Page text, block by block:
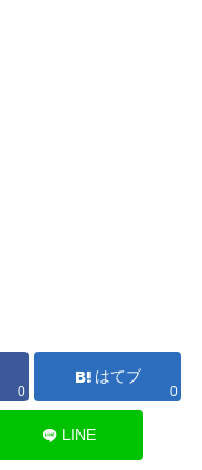
0
はてブ
0
LINE